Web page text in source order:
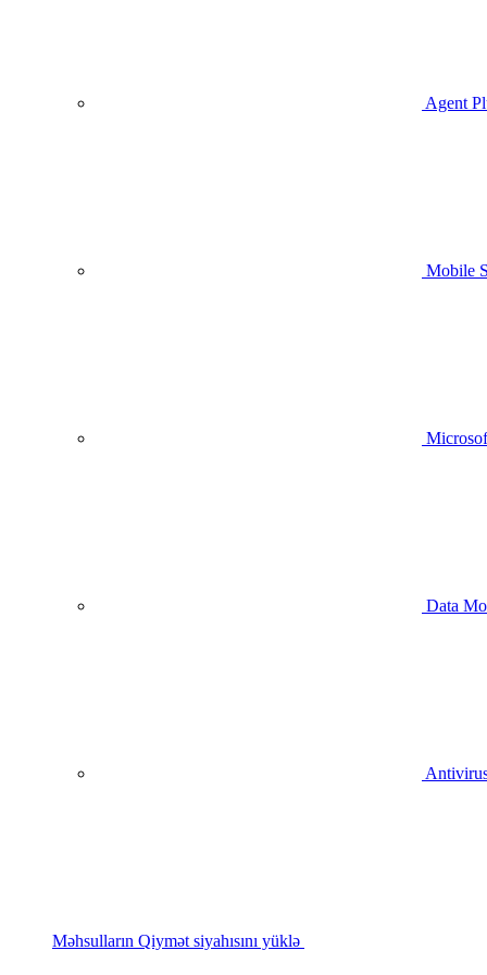
Agent
Mobile
Data
Məhsulların Qiymət siyahısını yüklə